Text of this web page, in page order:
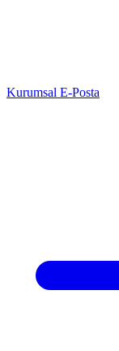
Kurumsal E-Posta